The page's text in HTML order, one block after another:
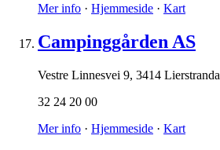
Mer info · Hjemmeside · Kart
Campinggården AS
Vestre Linnesvei 9, 3414 Lierstranda
32 24 20 00
Mer info · Hjemmeside · Kart